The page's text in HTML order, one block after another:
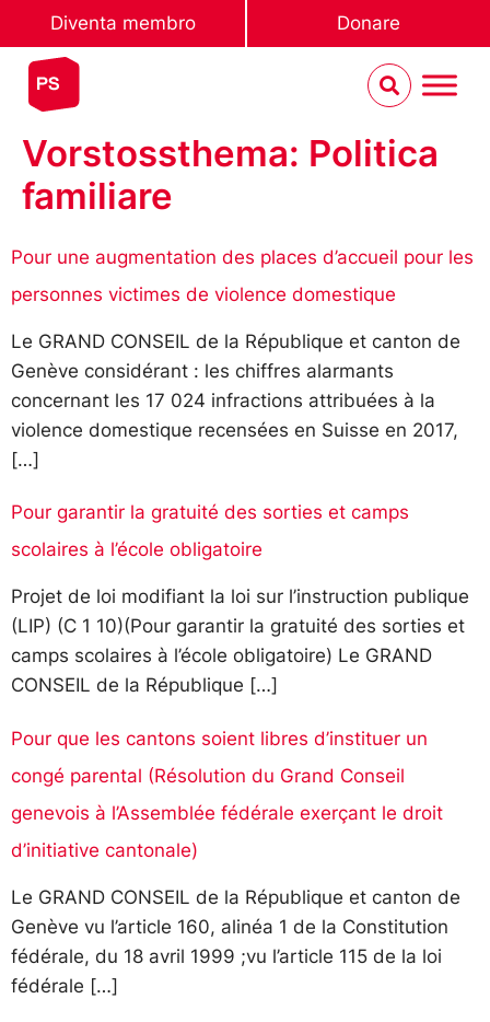
Diventa membro Donare
Vorstossthema: Politica
familiare
Pour une augmentation des places d’accueil pour les
personnes victimes de violence domestique
Le GRAND CONSEIL de la République et canton de
Genève considérant : les chiffres alarmants
concernant les 17 024 infractions attribuées à la
violence domestique recensées en Suisse en 2017,
[…]
Pour garantir la gratuité des sorties et camps
scolaires à l’école obligatoire
Projet de loi modifiant la loi sur l’instruction publique
(LIP) (C 1 10)(Pour garantir la gratuité des sorties et
camps scolaires à l’école obligatoire) Le GRAND
CONSEIL de la République […]
Pour que les cantons soient libres d’instituer un
congé parental (Résolution du Grand Conseil
genevois à l’Assemblée fédérale exerçant le droit
d’initiative cantonale)
Le GRAND CONSEIL de la République et canton de
Genève vu l’article 160, alinéa 1 de la Constitution
fédérale, du 18 avril 1999 ;vu l’article 115 de la loi
fédérale […]